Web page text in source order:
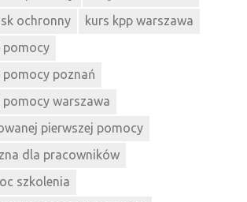
ochronny
kurs kpp warszawa
pomocy
pomocy poznań
pomocy warszawa
pierwszej pomocy
dla pracowników
szkolenia